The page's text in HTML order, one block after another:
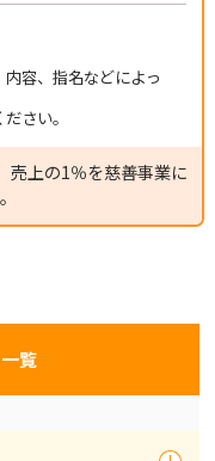
容、指名などによっ
さい。
売上の1％を慈善事業に
覧